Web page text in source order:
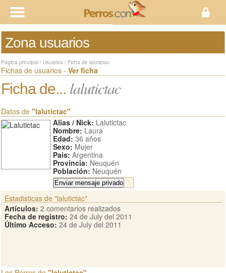
Zona usuarios
Página principal / Usuarios / Ficha de lalutictac
Fichas de usuarios - Ver ficha
Ficha de... lalutictac
Datos de "lalutictac"
Alias / Nick: Lalutictac
Nombre: Laura
Edad: 36 años
Sexo: Mujer
Pais: Argentina
Provincia: Neuquén
Población: Neuquén
Estadisticas de "lalutictac"
Artículos: 2 comentarios realizados
Fecha de registro: 24 de July del 2011
Último Acceso: 24 de July del 2011